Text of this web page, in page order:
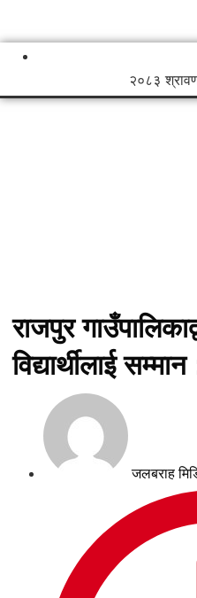
२०८३
राजपुर
विद्यार्थीलाई सम्मान
जलबराह